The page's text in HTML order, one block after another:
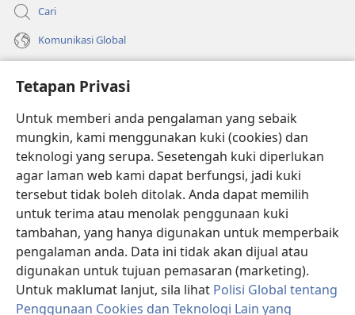
Tetapan Privasi
Untuk memberi anda pengalaman yang sebaik
mungkin, kami menggunakan kuki (cookies) dan
teknologi yang serupa. Sesetengah kuki diperlukan
agar laman web kami dapat berfungsi, jadi kuki
tersebut tidak boleh ditolak. Anda dapat memilih
untuk terima atau menolak penggunaan kuki
tambahan, yang hanya digunakan untuk memperbaik
pengalaman anda. Data ini tidak akan dijual atau
digunakan untuk tujuan pemasaran (marketing).
Untuk maklumat lanjut, sila lihat Polisi Global tentang
Penggunaan Cookies dan Teknologi Lain yang
Cari
Komunikasi Global
(membuka
tetingkap
baharu)PERPUSTAKAAN DALAM TALIAN Watchtower
(membuka
tetingkap
baharu)JW Hub ®
(membuka
tetingkap
baharu)
®
Watchtower Library®